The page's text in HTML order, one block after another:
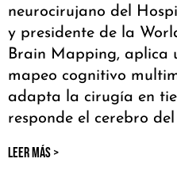
neurocirujano del
y presidente de la
Brain Mapping, aplica
mapeo cognitivo
adapta la cirugía en
responde el cerebro
LEER MÁS >